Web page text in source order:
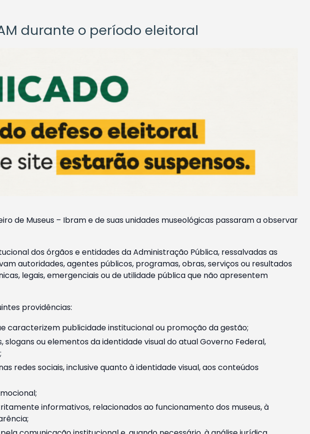
durante o período eleitoral
de Museus – Ibram e de suas unidades museológicas passaram a observar
dos órgãos e entidades da Administração Pública, ressalvadas as
autoridades, agentes públicos, programas, obras, serviços ou resultados
legais, emergenciais ou de utilidade pública que não apresentem
providências:
caracterizem publicidade institucional ou promoção da gestão;
ou elementos da identidade visual do atual Governo Federal,
redes sociais, inclusive quanto à identidade visual, aos conteúdos
informativos, relacionados ao funcionamento dos museus, à